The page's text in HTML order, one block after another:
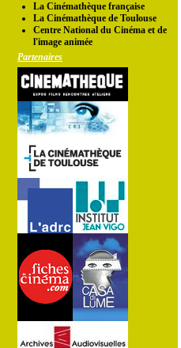
La Cinémathèque française
La Cinémathèque de Toulouse
Centre National du Cinéma et de
l'image animée
Partenaires